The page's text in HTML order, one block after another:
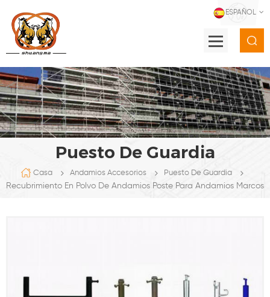
ESPAÑOL
Puesto De Guardia
Casa Andamios Accesorios Puesto De Guardia
Recubrimiento En Polvo De Andamios Poste Para Andamios Marcos